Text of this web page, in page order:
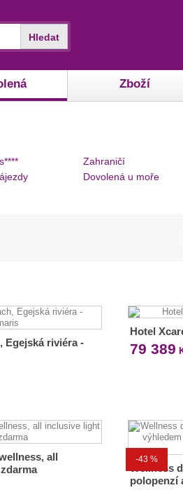
Zboží
Hledat
Zahraničí
Dovolená u moře
Egejská riviéra -
Hotel
79 389
all
-43 %
Wellness
polopenzí